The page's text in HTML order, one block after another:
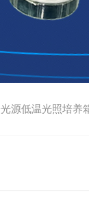
源低温光照培养